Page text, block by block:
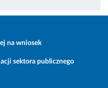
na wniosek
sektora publicznego